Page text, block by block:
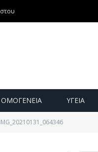
ΟΜΟΓΕΝΕΙΑ ΥΓΕΙΑ
IMG_20210131_064346